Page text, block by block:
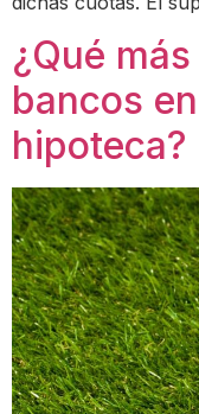
¿Qué
bancos
hipoteca?